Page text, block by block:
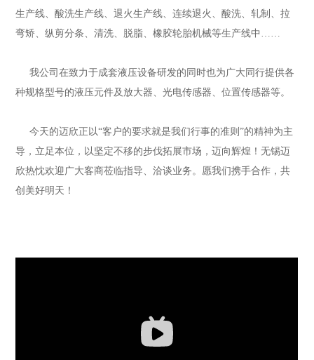
生产线、酸洗生产线、退火生产线、连续退火、酸洗、轧制、拉
弯矫、纵剪分条、清洗、脱脂、橡胶轮胎机械等生产线中……
我公司在致力于成套液压设备研发的同时也为广大同行提供各
种规格型号的液压元件及放大器、光电传感器、位置传感器等。
今天的迈欣正以“客户的要求就是我们行事的准则”的精神为主
导，立足本位，以坚定不移的步伐拓展市场，迈向辉煌！无锡迈
欣热忱欢迎广大客商莅临指导、洽谈业务。愿我们携手合作，共
创美好明天！